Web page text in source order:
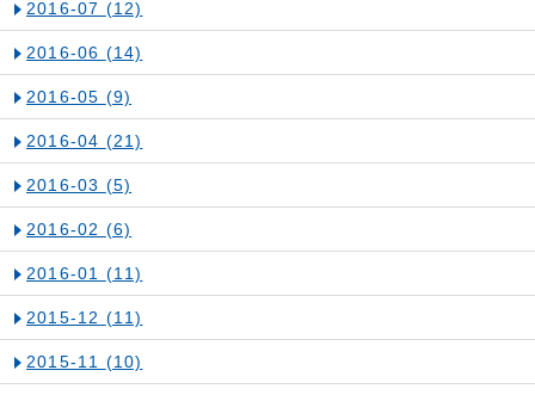
2016-07 (12)
2016-06 (14)
2016-05 (9)
2016-04 (21)
2016-03 (5)
2016-02 (6)
2016-01 (11)
2015-12 (11)
2015-11 (10)